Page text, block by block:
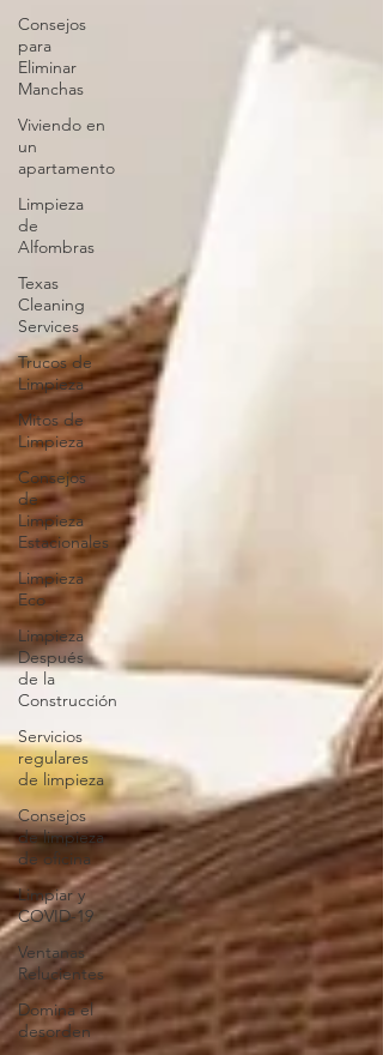
Consejos
para
Eliminar
Manchas
Viviendo en
un
apartamento
Limpieza
de
Alfombras
Texas
Cleaning
Services
Trucos de
Limpieza
Mitos de
Limpieza
Consejos
de
Limpieza
Estacionales
Limpieza
Eco
Limpieza
Después
de la
Construcción
Servicios
regulares
de limpieza
Consejos
de limpieza
de oficina
Limpiar y
COVID-19
Ventanas
Relucientes
Domina el
desorden